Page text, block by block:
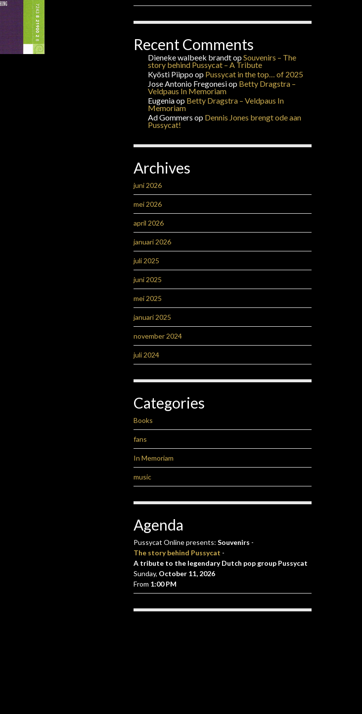
Recent Comments
Dieneke walbeek brandtopSouvenirs – The
story behind Pussycat – A Tribute
Kyösti Piippoop Pussycat in the top… of 2025
Jose Antonio Fregonesiop Betty Dragstra –
Veldpaus In Memoriam
Eugeniaop Betty Dragstra – Veldpaus In
Memoriam
Ad Gommers op Dennis Jones brengt ode aan
Pussycat!
Archives
juni 2026
mei 2026
april 2026
januari 2026
juli 2025
juni 2025
mei 2025
januari 2025
november 2024
juli 2024
Categories
Books
fans
In Memoriam
music
Agenda
Pussycat Online presents: Souvenirs -
The story behind Pussycat -
A tribute to the legendary Dutch pop group Pussycat
Sunday, October 11, 2026
From 1:00 PM